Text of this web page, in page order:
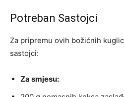
Potreban Sastojci
Za pripremu ovih božićnih
sastojci:
Za smjesu: